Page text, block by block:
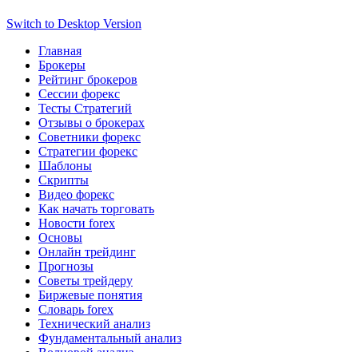
Switch to Desktop Version
Главная
Брокеры
Рейтинг брокеров
Сессии форекс
Тесты Стратегий
Отзывы о брокерах
Советники форекс
Стратегии форекс
Шаблоны
Скрипты
Видео форекс
Как начать торговать
Новости forex
Основы
Онлайн трейдинг
Прогнозы
Советы трейдеру
Биржевые понятия
Словарь forex
Технический анализ
Фундаментальный анализ